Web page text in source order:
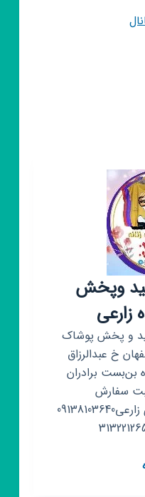
وپخش
زارعی
پوشاک
خ عبدالرزاق
بن‌بست برادران
سفارش
@Foroshgahzare110 آقای زارعی09138103640
کانال